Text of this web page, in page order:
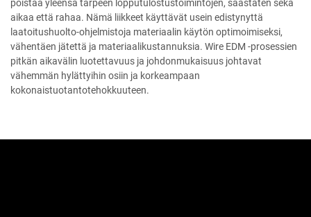
poistaa yleensä tarpeen lopputulostustoimintojen, säästäten sekä
aikaa että rahaa. Nämä liikkeet käyttävät usein edistynyttä
laatoitushuolto-ohjelmistoja materiaalin käytön optimoimiseksi,
vähentäen jätettä ja materiaalikustannuksia. Wire EDM -prosessien
pitkän aikavälin luotettavuus ja johdonmukaisuus johtavat
vähemmän hylättyihin osiin ja korkeampaan
kokonaistuotantotehokkuuteen.